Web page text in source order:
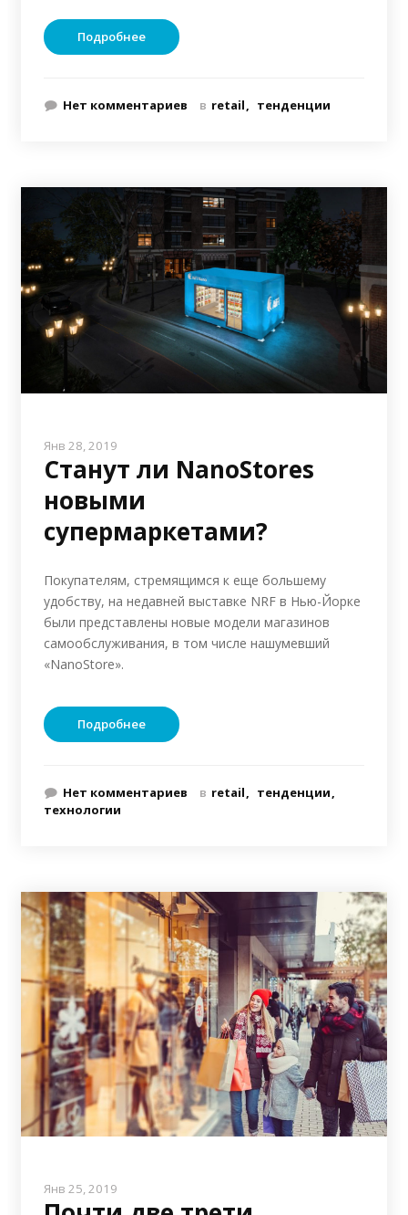
Подробнее
Нет комментариев в retail тенденции
Янв 28, 2019
Станут ли NanoStores
новыми
супермаркетами?
Покупателям, стремящимся к еще большему
удобству, на недавней выставке NRF в Нью-Йорке
были представлены новые модели магазинов
самообслуживания, в том числе нашумевший
«NanoStore».
Подробнее
Нет комментариев в retail
тенденции
технологии
Янв 25, 2019